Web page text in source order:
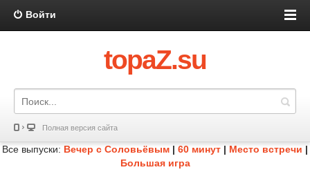
Войти
topaZ.su
Полная версия сайта
Все выпуски: Вечер с Соловьёвым | 60 минут | Место встречи |
Большая игра